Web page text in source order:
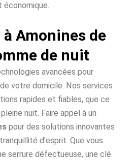
économique.
Amonines de
de nuit
avancées pour
votre domicile. Nos services
rapides et fiables, que ce
nuit. Faire appel à un
pour des solutions innovantes
d’esprit. Que vous
serrure défectueuse, une clé